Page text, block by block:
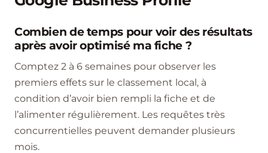
Combien de temps pour voir des résultats
après avoir optimisé ma fiche ?
Comptez 2 à 6 semaines pour observer les
premiers effets sur le classement local, à
condition d’avoir bien rempli la fiche et de
l’alimenter régulièrement. Les requêtes très
concurrentielles peuvent demander plusieurs
mois.